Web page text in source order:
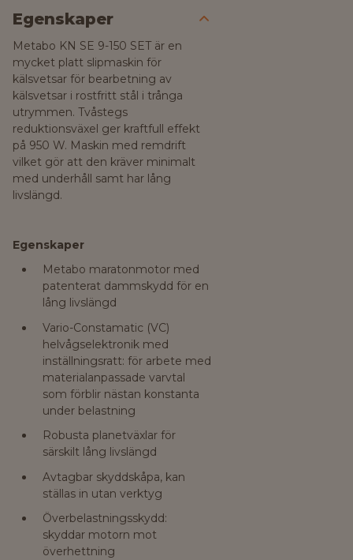
Egenskaper
Metabo KN SE 9-150 SET är en
mycket platt slipmaskin för
kälsvetsar för bearbetning av
kälsvetsar i rostfritt stål i trånga
utrymmen. Tvåstegs
reduktionsväxel ger kraftfull effekt
på 950 W. Maskin med remdrift
vilket gör att den kräver minimalt
med underhåll samt har lång
livslängd.
Egenskaper
Metabo maratonmotor med
patenterat dammskydd för en
lång livslängd
Vario-Constamatic (VC)
helvågselektronik med
inställningsratt: för arbete med
materialanpassade varvtal
som förblir nästan konstanta
under belastning
Robusta planetväxlar för
särskilt lång livslängd
Avtagbar skyddskåpa, kan
ställas in utan verktyg
Överbelastningsskydd:
skyddar motorn mot
överhettning